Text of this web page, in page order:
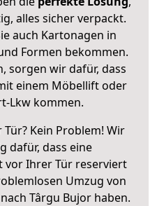
alles sicher verpackt.
auch Kartonagen in
Formen bekommen.
sorgen wir dafür, dass
einem Möbellift oder
Lkw kommen.
Kein Problem! Wir
dafür, dass eine
vor Ihrer Tür reserviert
Umzug von
Târgu Bujor haben.